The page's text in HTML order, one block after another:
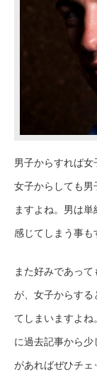
男子からすれば女
女子からしても男
ますよね。男は
感じてしまう事も
また好みであっ
が、女子からする
てしまいますよ
に過去記事から少
があればぜひチェ